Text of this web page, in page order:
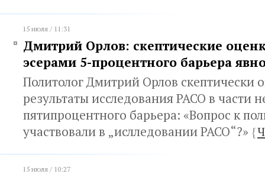
15 июля / 11:31
Дмитрий Орлов: скептические
эсерами 5-процентного барьера
Политолог Дмитрий Орлов скептически
результаты исследования РАСО в части
пятипроцентного барьера: «Вопрос к
участвовали в „ислледовании РАСО“?» {
15 июля / 10:27